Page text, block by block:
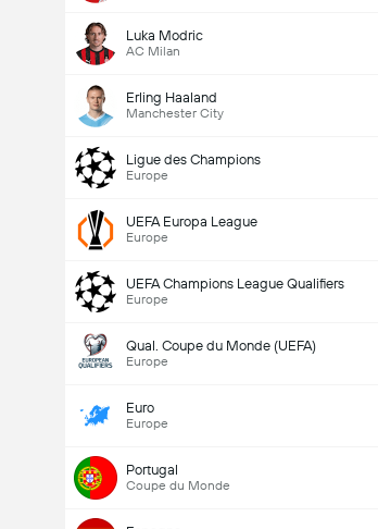
Luka Modric
AC Milan
Erling Haaland
Manchester City
Ligue des Champions
Europe
UEFA Europa League
Europe
UEFA Champions League Qualifiers
Europe
Qual. Coupe du Monde (UEFA)
Europe
Euro
Europe
Portugal
Coupe du Monde